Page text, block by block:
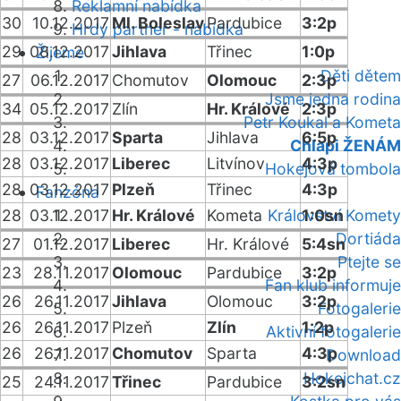
Reklamní nabídka
Hrdý partner - nabídka
Žijeme
Děti dětem
Jsme jedna rodina
Petr Koukal a Kometa
Chlapi ŽENÁM
Hokejová tombola
Fanzóna
Království Komety
Dortiáda
Ptejte se
Fan klub informuje
Fotogalerie
Aktivní fotogalerie
Download
Hokejchat.cz
30
10.12.2017 Ml. BoleslavPardubice
3:2p
29 08.12.2017Jihlava Třinec
1:0p
27
06.12.2017 Chomutov Olomouc
2:3p
34 05.12.2017 Zlín Hr. Králové
2:3p
28 03.12.2017Sparta Jihlava
6:5p
28 03.12.2017 Liberec Litvínov
4:3p
28 03.12.2017 Plzeň Třinec
4:3p
28 03.12.2017 Hr. Králové Kometa
1:0sn
27
01.12.2017 Liberec Hr. Králové
5:4sn
23
28.11.2017 Olomouc Pardubice
3:2p
26
26.11.2017Jihlava Olomouc
3:2p
26
26.11.2017 Plzeň Zlín
1:2p
26
26.11.2017 Chomutov Sparta
4:3p
25
24.11.2017Třinec Pardubice
3:2sn